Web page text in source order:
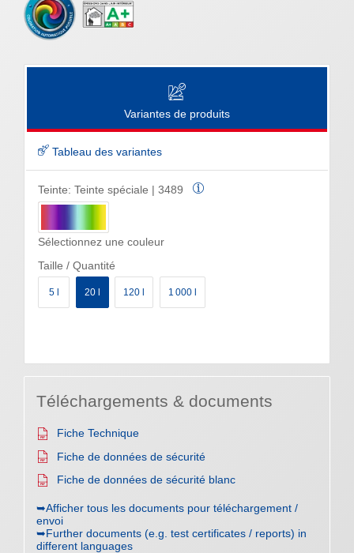
Variantes de produits
Tableau des variantes
Teinte: Teinte spéciale | 3489
Sélectionnez une couleur
Taille / Quantité
5 l 20 l 120 l 1 000 l
Téléchargements & documents
Fiche Technique
Fiche de données de sécurité
Fiche de données de sécurité blanc
➥Afficher tous les documents pour téléchargement /
envoi
➥Further documents (e.g. test certificates / reports) in
different languages